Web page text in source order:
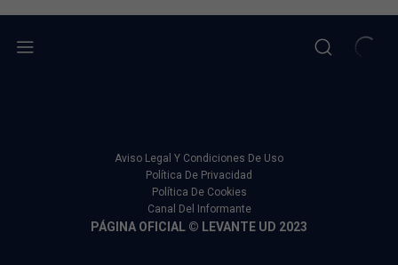
Aviso Legal Y Condiciones De Uso
Política De Privacidad
Política De Cookies
Canal Del Informante
PÁGINA OFICIAL © LEVANTE UD 2023